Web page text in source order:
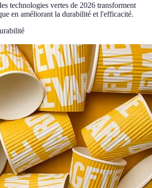
technologies vertes de 2026 transforment
en améliorant la durabilité et l'efficacité.